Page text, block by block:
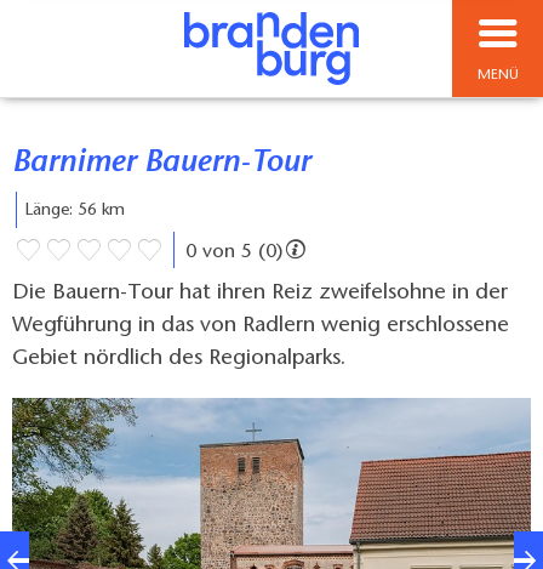
MENÜ
Barnimer Bauern-Tour
Länge: 56 km
0 von 5 (0)
Die Bauern-Tour hat ihren Reiz zweifelsohne in der
Wegführung in das von Radlern wenig erschlossene
Gebiet nördlich des Regionalparks.